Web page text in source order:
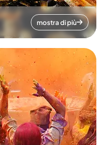
mostra di più